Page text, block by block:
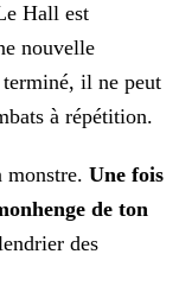
Hall est
nouvelle
il ne peut
à répétition.
Une fois
de ton
des